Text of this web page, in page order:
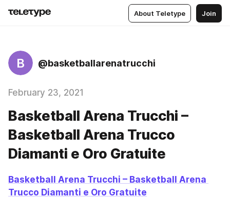
About Teletype Join
B @basketballarenatrucchi
February 23, 2021
Basketball Aren‪a‬ Trucchi –
Basketball Aren‪a‬ Trucco
Diamanti e Oro Gratuite
Basketball Aren‪a‬ Trucchi – Basketball Aren‪a‬
Trucco Diamanti e Oro Gratuite